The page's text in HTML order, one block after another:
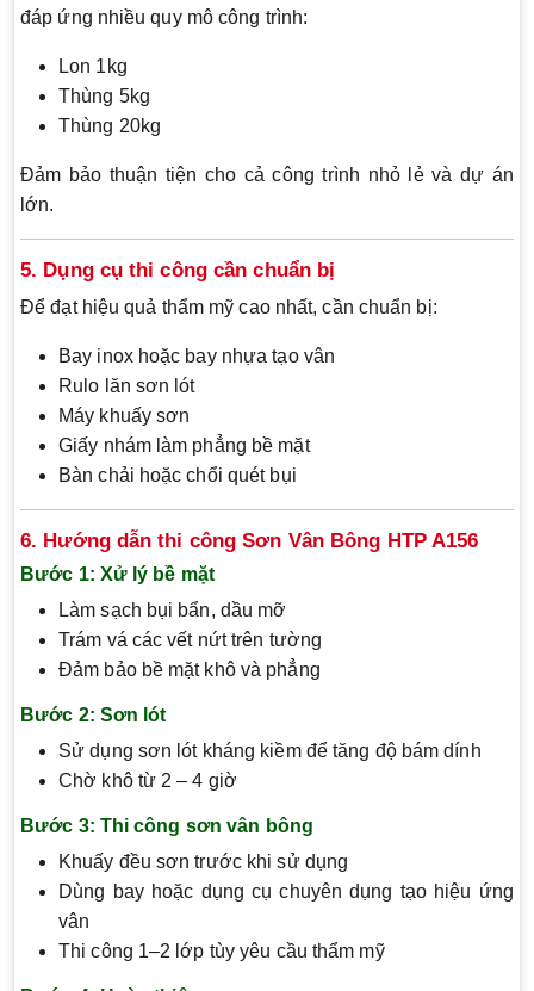
đáp ứng nhiều quy mô công trình:
Lon 1kg
Thùng 5kg
Thùng 20kg
Đảm bảo thuận tiện cho cả công trình nhỏ lẻ và dự án
lớn.
5. Dụng cụ thi công cần chuẩn bị
Để đạt hiệu quả thẩm mỹ cao nhất, cần chuẩn bị:
Bay inox hoặc bay nhựa tạo vân
Rulo lăn sơn lót
Máy khuấy sơn
Giấy nhám làm phẳng bề mặt
Bàn chải hoặc chổi quét bụi
6. Hướng dẫn thi công Sơn Vân Bông HTP A156
Bước 1: Xử lý bề mặt
Làm sạch bụi bẩn, dầu mỡ
Trám vá các vết nứt trên tường
Đảm bảo bề mặt khô và phẳng
Bước 2: Sơn lót
Sử dụng sơn lót kháng kiềm để tăng độ bám dính
Chờ khô từ 2 – 4 giờ
Bước 3: Thi công sơn vân bông
Khuấy đều sơn trước khi sử dụng
Dùng bay hoặc dụng cụ chuyên dụng tạo hiệu ứng
vân
Thi công 1–2 lớp tùy yêu cầu thẩm mỹ